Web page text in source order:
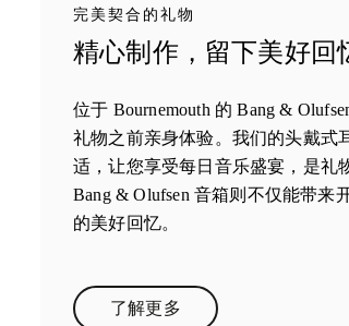
完美契合的礼物
精心制作，留下美好回
位于 Bournemouth 的 Bang &
礼物之前亲身体验。我们的头戴式
适，让您享受每日音乐盛宴，是礼
Bang & Olufsen 音箱则不仅能带来
的美好回忆。
了解更多Link Opens in New Tab